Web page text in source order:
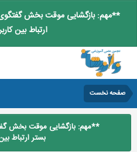
**مهم: بازگشایی موقت بخش گفتگوی
ارتباط بین
صفحه نخست
**مهم: بازگشایی موقت بخش
بستر ارتباط بین